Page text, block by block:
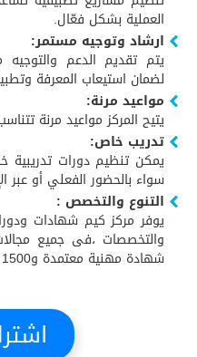
العملية بشكل فعّال.
ارشاد وتوجيه مستمر:
يتم تقديم الدعم والتوجيه
لضمان استيعاب المعرفة
مواعيد مرنة:
يتيح المركز مواعيد مرنة
تدريب خاص:
يمكن تنظيم دورات تدريبية
سواء بالحضور الفعلي أو عبر
التنوع والتخصص :
يوفر مركز كيم شهادات
شهادة مهنية معتمدة و1500 برنامج تدريبي